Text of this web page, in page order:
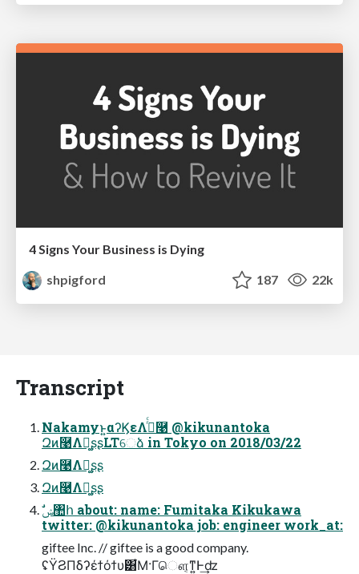
4 Signs Your Business is Dying
shpigford
187 22k
Transcript
Nakamyͱ͍͏αʔϏεΛ࡞ͬͨ࿩ @kikunantoka
Զͷ࿩Λฉ͚ʂʂLTେձ in Tokyo on 2018/03/22
Զͷ࿩Λฉ͚ʂʂ
Զͷ࿩Λฉ͚ʂʂ
twitter: @kikunantoka job: engineer work_at:
giftee Inc. // giftee is a good company.
ʢΫϨΠδʔέϯόϯυ͸͋Μ·Γௌ͔ͳ͍Ͱ͢ʣ